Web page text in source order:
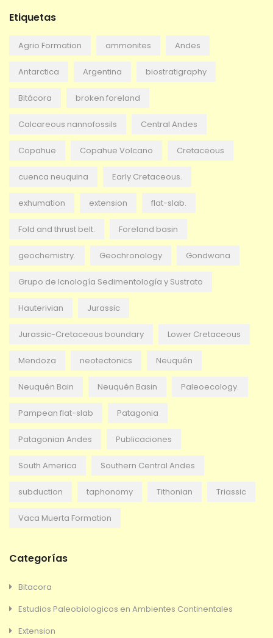
h
o
Etiquetas
Agrio Formation ammonites Andes
Antarctica Argentina biostratigraphy
Bitácora broken foreland
Calcareous nannofossils Central Andes
Copahue Copahue Volcano Cretaceous
cuenca neuquina Early Cretaceous.
exhumation extension flat-slab.
Fold and thrust belt. Foreland basin
geochemistry. Geochronology Gondwana
Grupo de Icnología Sedimentología y Sustrato
Hauterivian Jurassic
Jurassic-Cretaceous boundary Lower Cretaceous
Mendoza neotectonics Neuquén
Neuquén Bain Neuquén Basin Paleoecology.
Pampean flat-slab Patagonia
Patagonian Andes Publicaciones
South America Southern Central Andes
subduction taphonomy Tithonian Triassic
Vaca Muerta Formation
Categorías
Bitacora
Estudios Paleobiologicos en Ambientes Continentales
Extension